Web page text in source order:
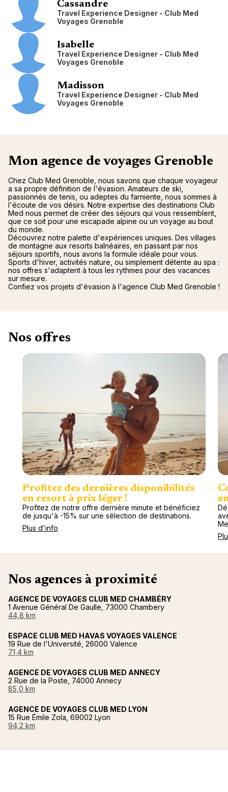
Cassandre
Travel Experience Designer - Club Med
Voyages Grenoble
Isabelle
Travel Experience Designer - Club Med
Voyages Grenoble
Madisson
Travel Experience Designer - Club Med
Voyages Grenoble
Mon agence de voyages Grenoble
Chez Club Med Grenoble, nous savons que chaque voyageur
a sa propre définition de l'évasion. Amateurs de ski,
passionnés de tenis, ou adeptes du farniente, nous sommes à
l'écoute de vos désirs. Notre expertise des destinations Club
Med nous permet de créer des séjours qui vous ressemblent,
que ce soit pour une escapade alpine ou un voyage au bout
du monde.
Découvrez notre palette d'expériences uniques. Des villages
de montagne aux resorts balnéaires, en passant par nos
séjours sportifs, nous avons la formule idéale pour vous.
Sports d'hiver, activités nature, ou simplement détente au spa :
nos offres s'adaptent à tous les rythmes pour des vacances
sur mesure.
Confiez vos projets d'évasion à l'agence Club Med Grenoble !
Nos offres
Profitez des dernières disponibilités
en resort à prix léger !
Profitez de notre offre dernière minute et bénéficiez
de jusqu'à -15% sur une sélection de destinations.
Plus d'info
Nos agences à proximité
AGENCE DE VOYAGES CLUB MED CHAMBÉRY
1 Avenue Général De Gaulle, 73000 Chambery
44,8 km
ESPACE CLUB MED HAVAS VOYAGES VALENCE
19 Rue de l'Université, 26000 Valence
71,4 km
AGENCE DE VOYAGES CLUB MED ANNECY
2 Rue de la Poste, 74000 Annecy
85,0 km
AGENCE DE VOYAGES CLUB MED LYON
15 Rue Émile Zola, 69002 Lyon
94,2 km